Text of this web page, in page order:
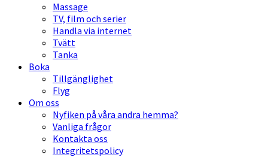
Massage
TV, film och serier
Handla via internet
Tvätt
Tanka
Boka
Tillgänglighet
Flyg
Om oss
Nyfiken på våra andra hemma?
Vanliga frågor
Kontakta oss
Integritetspolicy